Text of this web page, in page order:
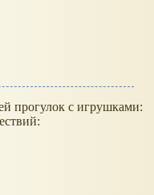
прогулок с игрушками: